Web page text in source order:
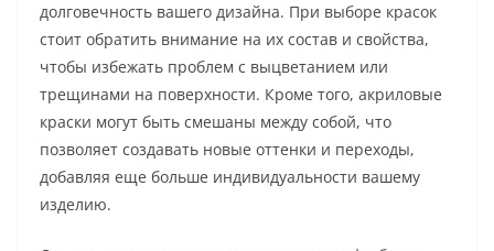
долговечность вашего дизайна. При выборе красок
стоит обратить внимание на их состав и свойства,
чтобы избежать проблем с выцветанием или
трещинами на поверхности. Кроме того, акриловые
краски могут быть смешаны между собой, что
позволяет создавать новые оттенки и переходы,
добавляя еще больше индивидуальности вашему
изделию.